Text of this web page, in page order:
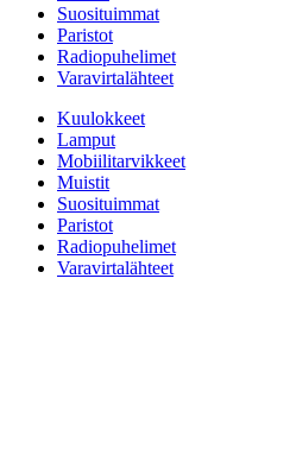
Suosituimmat
Paristot
Radiopuhelimet
Varavirtalähteet
Kuulokkeet
Lamput
Mobiilitarvikkeet
Muistit
Suosituimmat
Paristot
Radiopuhelimet
Varavirtalähteet